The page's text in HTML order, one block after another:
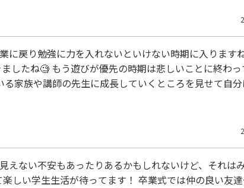
戻り勉強に力を入れないといけない時期に入ります
したね🧐 もう遊びが優先の時期は悲しいことに終わっ
家族や講師の先生に成長していくところを見せて自分
ない不安もあったりあるかもしれないけど、それは
しい学生生活が待ってます！ 卒業式では仲の良い友